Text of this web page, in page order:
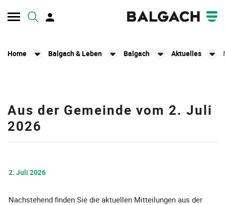
Kopfzeile
Home Balgach & Leben Balgach Aktuelles
Aus der Gemeinde vom 2. Juli
2026
2. Juli 2026
Nachstehend finden Sie die aktuellen Mitteilungen aus der
Zugehörige Objekte